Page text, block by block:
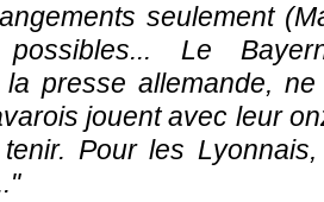
seulement
Le
la presse allemande,
jouent avec leur
Pour les